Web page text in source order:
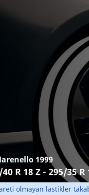
1999
R 18 Z - 295/35 R
olmayan lastikler